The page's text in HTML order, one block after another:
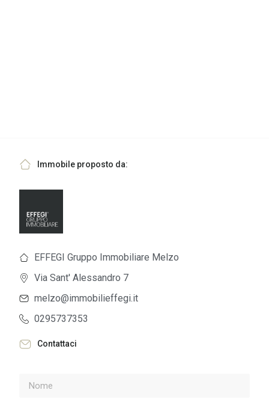
Immobile proposto da:
EFFEGI Gruppo Immobiliare Melzo
Via Sant' Alessandro 7
melzo@immobilieffegi.it
0295737353
Contattaci